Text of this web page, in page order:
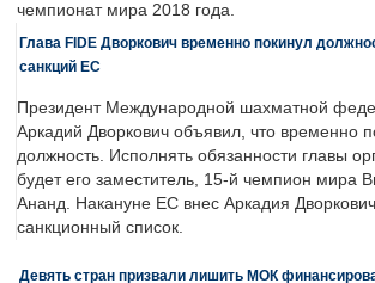
чемпионат мира 2018 года.
Глава FIDE Дворкович временно покинул
санкций ЕС
Президент Международной шахматной
Аркадий Дворкович объявил, что временно
должность. Исполнять обязанности главы
будет его заместитель, 15-й чемпион мира
Ананд. Накануне ЕС внес Аркадия
санкционный список.
Девять стран призвали лишить МОК